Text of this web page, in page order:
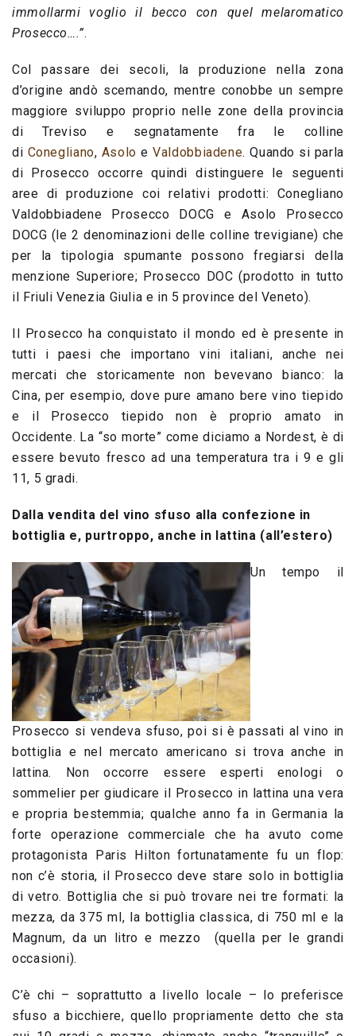
immollarmi voglio il becco con quel melaromatico
Prosecco….”.
Col passare dei secoli, la produzione nella zona
d’origine andò scemando, mentre conobbe un sempre
maggiore sviluppo proprio nelle zone della provincia
di Treviso e segnatamente fra le colline
di Conegliano, Asolo eValdobbiadene. Quando si parla
di Prosecco occorre quindi distinguere le seguenti
aree di produzione coi relativi prodotti: Conegliano
Valdobbiadene Prosecco DOCG e Asolo Prosecco
DOCG (le 2 denominazioni delle colline trevigiane) che
per la tipologia spumante possono fregiarsi della
menzione Superiore; Prosecco DOC (prodotto in tutto
il Friuli Venezia Giulia e in 5 province del Veneto).
Il Prosecco ha conquistato il mondo ed è presente in
tutti i paesi che importano vini italiani, anche nei
mercati che storicamente non bevevano bianco: la
Cina, per esempio, dove pure amano bere vino tiepido
e il Prosecco tiepido non è proprio amato in
Occidente. La “so morte” come diciamo a Nordest, è di
essere bevuto fresco ad una temperatura tra i 9 e gli
11, 5 gradi.
Dalla vendita del vino sfuso alla confezione in
bottiglia e, purtroppo, anche in lattina (all’estero)
Un tempo il
Prosecco si vendeva sfuso, poi si è passati al vino in
bottiglia e nel mercato americano si trova anche in
lattina. Non occorre essere esperti enologi o
sommelier per giudicare il Prosecco in lattina una vera
e propria bestemmia; qualche anno fa in Germania la
forte operazione commerciale che ha avuto come
protagonista Paris Hilton fortunatamente fu un flop:
non c’è storia, il Prosecco deve stare solo in bottiglia
di vetro. Bottiglia che si può trovare nei tre formati: la
mezza, da 375 ml, la bottiglia classica, di 750 ml e la
Magnum, da un litro e mezzo (quella per le grandi
occasioni).
C’è chi – soprattutto a livello locale – lo preferisce
sfuso a bicchiere, quello propriamente detto che sta